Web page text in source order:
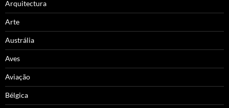
Arquitectura
Arte
Austrália
Aves
Aviação
Bélgica